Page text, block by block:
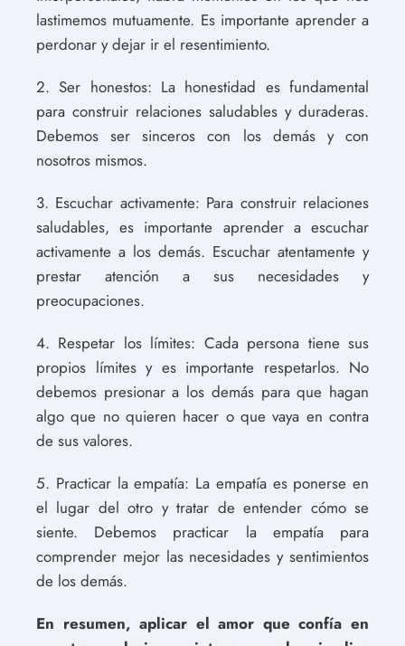
lastimemos mutuamente. Es importante aprender a
perdonar y dejar ir el resentimiento.
2. Ser honestos: La honestidad es fundamental
para construir relaciones saludables y duraderas.
Debemos ser sinceros con los demás y con
nosotros mismos.
3. Escuchar activamente: Para construir relaciones
saludables, es importante aprender a escuchar
activamente a los demás. Escuchar atentamente y
prestar atención a sus necesidades y
preocupaciones.
4. Respetar los límites: Cada persona tiene sus
propios límites y es importante respetarlos. No
debemos presionar a los demás para que hagan
algo que no quieren hacer o que vaya en contra
de sus valores.
5. Practicar la empatía: La empatía es ponerse en
el lugar del otro y tratar de entender cómo se
siente. Debemos practicar la empatía para
comprender mejor las necesidades y sentimientos
de los demás.
En resumen, aplicar el amor que confía en